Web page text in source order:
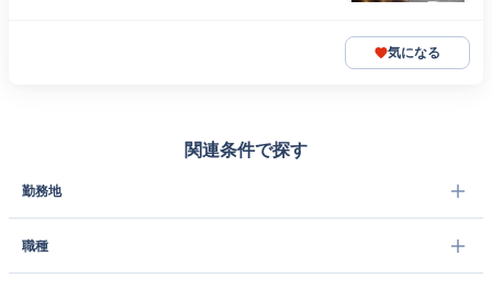
気になる
関連条件で探す
勤務地
職種